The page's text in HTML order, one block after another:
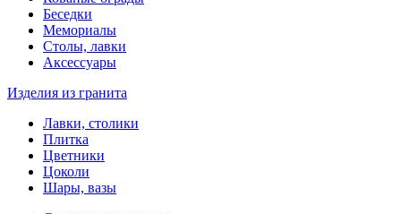
Беседки
Мемориалы
Столы, лавки
Аксессуары
Изделия из гранита
Лавки, столики
Плитка
Цветники
Цоколи
Шары, вазы